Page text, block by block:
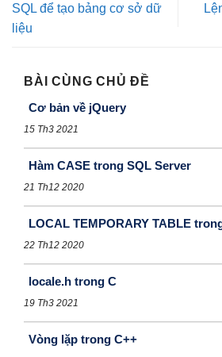
SQL để tạo bảng cơ sở dữ
liệu
BÀI CÙNG CHỦ ĐỀ
Cơ bản về jQuery
15 Th3 2021
Hàm CASE trong SQL Server
21 Th12 2020
LOCAL TEMPORARY TABLE
22 Th12 2020
locale.h trong C
19 Th3 2021
Vòng lặp trong C++